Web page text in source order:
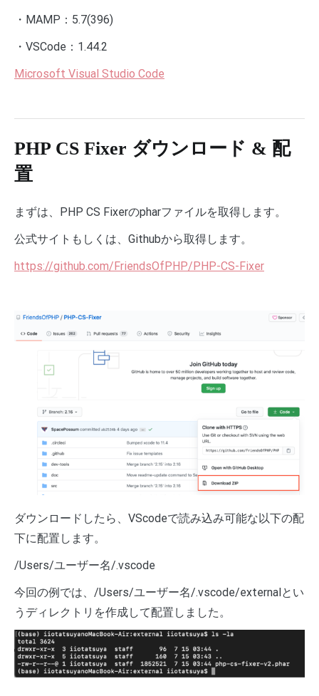
・MAMP：5.7(396)
・VSCode：1.44.2
Microsoft Visual Studio Code
PHP CS Fixer ダウンロード & 配
置
まずは、PHP CS Fixerのpharファイルを取得します。
公式サイトもしくは、Githubから取得します。
https://github.com/FriendsOfPHP/PHP-CS-Fixer
ダウンロードしたら、VScodeで読み込み可能な以下の配
下に配置します。
/Users/ユーザー名/.vscode
今回の例では、 /Users/ユーザー名/.vscode/externalとい
うディレクトリを作成して配置しました。